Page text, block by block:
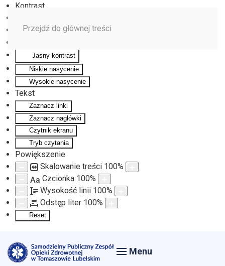
Kontrast
Monochromatyczny
Jasny kontrast
Niskie nasycenie
Wysokie nasycenie
Tekst
Zaznacz linki
Zaznacz nagłówki
Czytnik ekranu
Tryb czytania
Powiększenie
Skalowanie treści 100%
Aa Czcionka 100%
Wysokość linii 100%
Odstęp liter 100%
Reset
Przejdź do głównej treści
Menu